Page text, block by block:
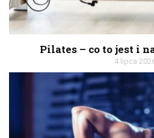
Pilates – co to jest i
4 lipca